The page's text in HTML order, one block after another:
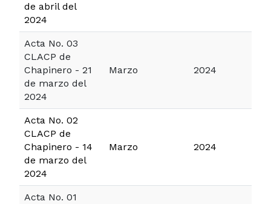
de abril del
2024
Acta No. 03
CLACP de
Chapinero - 21
de marzo del
2024
Marzo 2024
Acta No. 02
CLACP de
Chapinero - 14
de marzo del
2024
Marzo 2024
Acta No. 01